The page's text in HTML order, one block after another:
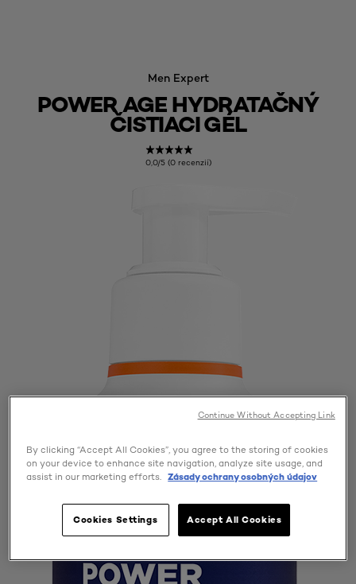
Men Expert
POWER AGE HYDRATAČNÝ
ČISTIACI GÉL
0,0/5 (0 recenzií)
By clicking “Accept All Cookies”, you agree to the storing of cookies
on your device to enhance site navigation, analyze site usage, and
assist in our marketing efforts. Zásady ochrany osobných údajov
Cookies Settings Accept All Cookies
Continue Without Accepting Link